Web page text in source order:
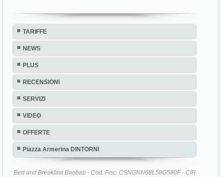
TARIFFE
NEWS
PLUS
RECENSIONI
SERVIZI
VIDEO
OFFERTE
Piazza Armerina DINTORNI
Bed and Breakfast Baobab - Cod. Fisc. CSNGNN68L58G580F - CIR